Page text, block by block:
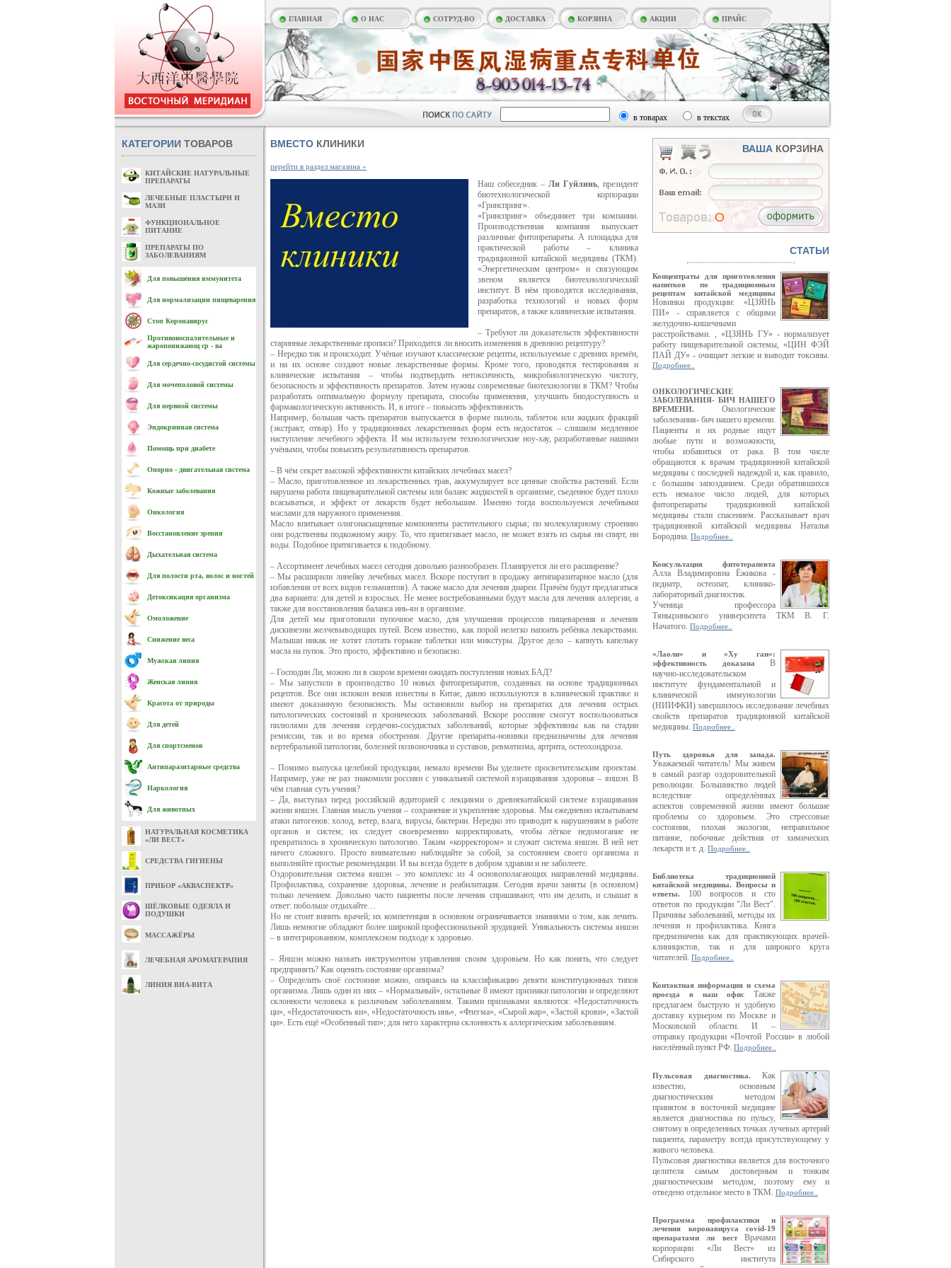
ГЛАВНАЯ О НАС СОТРУД-ВО ДОСТАВКА КОРЗИНА АКЦИИ ПРАЙС
в товарах в текстах
КАТЕГОРИИ ТОВАРОВ
КИТАЙСКИЕ НАТУРАЛЬНЫЕ
ПРЕПАРАТЫ
ЛЕЧЕБНЫЕ ПЛАСТЫРИ И
МАЗИ
ФУНКЦИОНАЛЬНОЕ
ПИТАНИЕ
ПРЕПАРАТЫ ПО
ЗАБОЛЕВАНИЯМ
Для повышения иммунитета
Для нормализации пищеварения
Стоп Коронавирус
Противовоспалительные и
жаропонижающ ср - ва
Для сердечно-cосудистой системы
Для мочеполовой системы
Для нервной системы
Эндокринная система
Помощь при диабете
Опорно - двигательная система
Кожные заболевания
Онкология
Восстановление зрения
Дыхательная система
Для полости рта, волос и ногтей
Детоксикация организма
Омоложение
Снижение веса
Мужская линия
Женская линия
Красота от природы
Для детей
Для спортсменов
Антипаразитарные средства
Наркология
Для животных
НАТУРАЛЬНАЯ КОСМЕТИКА
«ЛИ ВЕСТ»
СРЕДСТВА ГИГИЕНЫ
ПРИБОР «АКВАСПЕКТР»
ШЁЛКОВЫЕ ОДЕЯЛА И
ПОДУШКИ
МАССАЖЁРЫ
ЛЕЧЕБНАЯ АРОМАТЕРАПИЯ
ЛИНИЯ ВИА-ВИТА
ВМЕСТО КЛИНИКИ
перейти в раздел магазина »
Наш собеседник – Ли Гуйлинь, президент
биотехнологической корпорации
«Гринспринг».
«Гринспринг» объединяет три компании.
Производственная компания выпускает
различные фитопрепараты. А площадка для
практической работы – клиника
традиционной китайской медицины (ТКМ).
«Энергетическим центром» и связующим
звеном является биотехнологический
институт. В нём проводятся исследования,
разработка технологий и новых форм
препаратов, а также клинические испытания.
– Требуют ли доказательств эффективности
старинные лекарственные прописи? Приходится ли вносить изменения в древнюю рецептуру?
– Нередко так и происходит. Учёные изучают классические рецепты, используемые с древних времён,
и на их основе создают новые лекарственные формы. Кроме того, проводятся тестирования и
клинические испытания – чтобы подтвердить нетоксичность, микробиологическую чистоту,
безопасность и эффективность препаратов. Затем нужны современные биотехнологии в ТКМ? Чтобы
разработать оптимальную формулу препарата, способы применения, улучшить биодоступность и
фармакологическую активность. И, в итоге – повысить эффективность.
Например, большая часть препаратов выпускается в форме пилюль, таблеток или жидких фракций
(экстракт, отвар). Но у традиционных лекарственных форм есть недостаток – слишком медленное
наступление лечебного эффекта. И мы используем технологические ноу-хау, разработанные нашими
учёными, чтобы повысить результативность препаратов.
– В чём секрет высокой эффективности китайских лечебных масел?
– Масло, приготовленное из лекарственных трав, аккумулирует все ценные свойства растений. Если
нарушена работа пищеварительной системы или баланс жидкостей в организме, съеденное будет плохо
всасываться, и эффект от лекарств будет небольшим. Именно тогда воспользуемся лечебными
маслами для наружного применения.
Масло впитывает олигонасыщенные компоненты растительного сырья; по молекулярному строению
они родственны подкожному жиру. То, что притягивает масло, не может взять из сырья ни спирт, ни
воды. Подобное притягивается к подобному.
– Ассортимент лечебных масел сегодня довольно разнообразен. Планируется ли его расширение?
– Мы расширили линейку лечебных масел. Вскоре поступит в продажу антипаразитарное масло (для
избавления от всех видов гельминтов). А также масло для лечения диареи. Причём будут предлагаться
два варианта: для детей и взрослых. Не менее востребованными будут масла для лечения аллергии, а
также для восстановления баланса инь-ян в организме.
Для детей мы приготовили пупочное масло, для улучшения процессов пищеварения и лечения
дискинезии желчевыводящих путей. Всем известно, как порой нелегко напоить ребёнка лекарствами.
Малыши никак не хотят глотать горькие таблетки или микстуры. Другое дело – капнуть капельку
масла на пупок. Это просто, эффективно и безопасно.
– Господин Ли, можно ли в скором времени ожидать поступления новых БАД?
– Мы запустили в производство 10 новых фитопрепаратов, созданных на основе традиционных
рецептов. Все они испокон веков известны в Китае, давно используются в клинической практике и
имеют доказанную безопасность. Мы остановили выбор на препаратах для лечения острых
патологических состояний и хронических заболеваний. Вскоре россияне смогут воспользоваться
пилюлями для лечения сердечно-сосудистых заболеваний, которые эффективны как на стадии
ремиссии, так и во время обострения. Другие препараты-новинки предназначены для лечения
вертебральной патологии, болезней позвоночника и суставов, ревматизма, артрита, остеохондроза.
– Помимо выпуска целебной продукции, немало времени Вы уделяете просветительским проектам.
Например, уже не раз знакомили россиян с уникальной системой взращивания здоровья – яншэн. В
чём главная суть учения?
– Да, выступал перед российской аудиторией с лекциями о древнекитайской системе взращивания
жизни яншэн. Главная мысль учения – сохранение и укрепление здоровья. Мы ежедневно испытываем
атаки патогенов: холод, ветер, влага, вирусы, бактерии. Нередко это приводит к нарушениям в работе
органов и систем; их следует своевременно корректировать, чтобы лёгкое недомогание не
превратилось в хроническую патологию. Таким «корректором» и служит система яншэн. В ней нет
ничего сложного. Просто внимательно наблюдайте за собой, за состоянием своего организма и
выполняйте простые рекомендации. И вы всегда будете в добром здравии и не заболеете.
Оздоровительная система яншэн – это комплекс из 4 основополагающих направлений медицины.
Профилактика, сохранение здоровья, лечение и реабилитация. Сегодня врачи заняты (в основном)
только лечением. Довольно часто пациенты после лечения спрашивают, что им делать, и слышат в
ответ: побольше отдыхайте…
Но не стоит винить врачей; их компетенция в основном ограничивается знаниями о том, как лечить.
Лишь немногие обладают более широкой профессиональной эрудицией. Уникальность системы яншэн
– в интегрированном, комплексном подходе к здоровью.
– Яншэн можно назвать инструментом управления своим здоровьем. Но как понять, что следует
предпринять? Как оценить состояние организма?
– Определить своё состояние можно, опираясь на классификацию девяти конституционных типов
организма. Лишь один из них – «Нормальный», остальные 8 имеют признаки патологии и определяют
склонности человека к различным заболеваниям. Такими признаками являются: «Недостаточность
ци», «Недостаточность ян», «Недостаточность инь», «Флегма», «Сырой жар», «Застой крови», «Застой
ци». Есть ещё «Особенный тип»; для него характерна склонность к аллергическим заболеваниям.
ВАША КОРЗИНА
O
CТАТЬИ
Концентраты для приготовления
напитков по традиционным
рецептам китайской медицины
Новинки продукции: «ЦЗЯНЬ
ПИ» - справляется с общими
желудочно-кишечными
расстройствами. , «ЦЗЯНЬ ГУ» - нормализует
работу пищеварительной системы, «ЦИН ФЭЙ
ПАЙ ДУ» - очищает легкие и выводит токсины.
Подробнее..
ОНКОЛОГИЧЕСКИЕ
ЗАБОЛЕВАНИЯ- БИЧ НАШЕГО
ВРЕМЕНИ.
Окологические
заболевания- бич нашего времени.
Пациенты и их родные ищут
любые пути и возможности,
чтобы избавиться от рака. В том числе
обращаются к врачам традиционной китайской
медицины с последней надеждой и, как правило,
с большим запозданием. Среди обратившихся
есть немалое число людей, для которых
фитопрепараты традиционной китайской
медицины стали спасением. Рассказывает врач
традиционной китайской медицины Наталья
Бородина. Подробнее..
Консультация фитотерапевта
Алла Владимировна Ёжикова -
педиатр, остеопат, клинико-
лабораторный диагностик.
Ученица профессора
Тяньцзиньского университета ТКМ В. Г.
Начатого. Подробнее..
«Лаоли» и «Ху ган»:
эффективность доказана
В
научно-исследовательском
институте фундаментальной и
клинической иммунологии
(НИИФКИ) завершилось исследование лечебных
свойств препаратов традиционной китайской
медицины. Подробнее..
Путь здоровья для запада.
Уважаемый читатель! Мы живем
в самый разгар оздоровительной
революции. Большинство людей
вследствие определённых
аспектов современной жизни имеют большие
проблемы со здоровьем. Это стрессовые
состояния, плохая экология, неправильное
питание, побочные действия от химических
лекарств и т. д. Подробнее..
Библиотека традиционной
китайской медицины. Вопросы и
ответы.
100 вопросов и сто
ответов по продукции "Ли Вест".
Причины заболеваний, методы их
лечения и профилактика. Книга
предназначена как для практикующих врачей-
клиницистов, так и для широкого круга
читателей. Подробнее..
Контактная информация и схема
проезда в наш офис Также
предлагаем быструю и удобную
доставку курьером по Москве и
Московской области. И –
отправку продукции «Почтой России» в любой
населённый пункт РФ. Подробнее..
Пульсовая диагностика.
Как
известно, основным
диагностическим методом
принятом в восточной медицине
является диагностика по пульсу,
снятому в определенных точках лучевых артерий
пациента, параметру всегда присутствующему у
живого человека.
Пульсовая диагностика является для восточного
целителя самым достоверным и тонким
диагностическим методом, поэтому ему и
отведено отдельное место в ТКМ. Подробнее..
Программа профилактики и
лечения коронавируса covid-19
препаратами ли вестВрачами
корпорации «Ли Вест» из
Сибирского института